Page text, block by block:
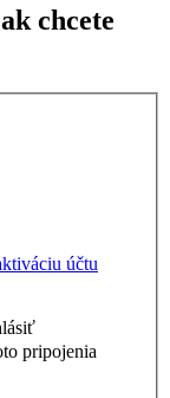
chcete
účtu
pripojenia